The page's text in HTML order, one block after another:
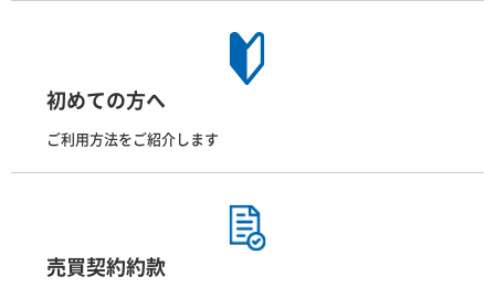
初めての方へ
ご利用方法をご紹介します
売買契約約款